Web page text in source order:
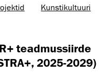
Kunsti­kultuuri
teadmussiirde
2025-2029)